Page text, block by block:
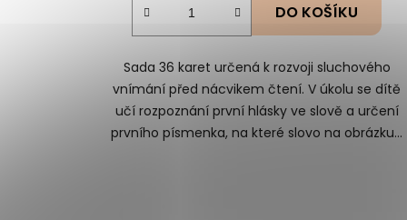
DO KOŠÍKU
Sada 36 karet určená k rozvoji sluchového
vnímání před nácvikem čtení. V úkolu se dítě
učí rozpoznání první hlásky ve slově a určení
prvního písmenka, na které slovo na obrázku...